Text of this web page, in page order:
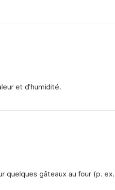
et d'humidité.
quelques gâteaux au four (p.